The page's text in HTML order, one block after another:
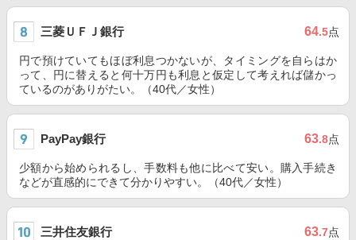
三菱ＵＦＪ銀行 64.5点
円で預けていてもほぼ利息つかないが、タイミングを自らはか
って、円に替えると何十万円も利息と仮定して考えれば儲かっ
ているのがありがたい。（40代／女性）
PayPay銀行 63.8点
少額から始められるし、手数料も他に比べて安い。購入手続き
などが直感的にできて分かりやすい。（40代／女性）
三井住友銀行 63.7点